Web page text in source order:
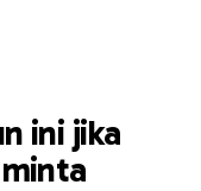
ini jika